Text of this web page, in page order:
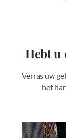
Hebt u
Verras uw
het